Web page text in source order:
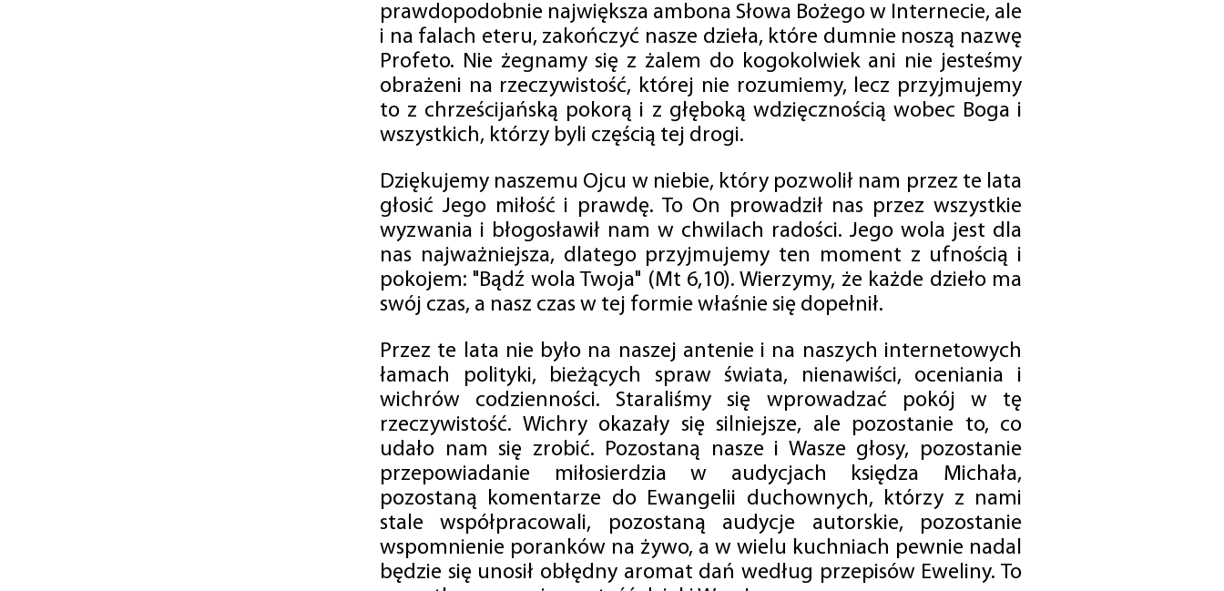
prawdopodobnie największa ambona Słowa Bożego w Internecie, ale
i na falach eteru, zakończyć nasze dzieła, które dumnie noszą nazwę
Profeto. Nie żegnamy się z żalem do kogokolwiek ani nie jesteśmy
obrażeni na rzeczywistość, której nie rozumiemy, lecz przyjmujemy
to z chrześcijańską pokorą i z głęboką wdzięcznością wobec Boga i
wszystkich, którzy byli częścią tej drogi.
Dziękujemy naszemu Ojcu w niebie, który pozwolił nam przez te lata
głosić Jego miłość i prawdę. To On prowadził nas przez wszystkie
wyzwania i błogosławił nam w chwilach radości. Jego wola jest dla
nas najważniejsza, dlatego przyjmujemy ten moment z ufnością i
pokojem: "Bądź wola Twoja" (Mt 6,10). Wierzymy, że każde dzieło ma
swój czas, a nasz czas w tej formie właśnie się dopełnił.
Przez te lata nie było na naszej antenie i na naszych internetowych
łamach polityki, bieżących spraw świata, nienawiści, oceniania i
wichrów codzienności. Staraliśmy się wprowadzać pokój w tę
rzeczywistość. Wichry okazały się silniejsze, ale pozostanie to, co
udało nam się zrobić. Pozostaną nasze i Wasze głosy, pozostanie
przepowiadanie miłosierdzia w audycjach księdza Michała,
pozostaną komentarze do Ewangelii duchownych, którzy z nami
stale współpracowali, pozostaną audycje autorskie, pozostanie
wspomnienie poranków na żywo, a w wielu kuchniach pewnie nadal
będzie się unosił obłędny aromat dań według przepisów Eweliny. To